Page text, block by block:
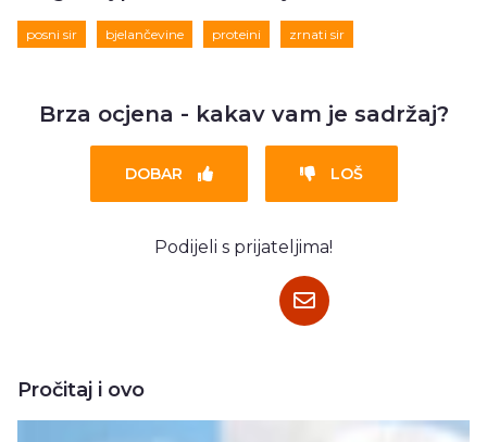
posni sir bjelančevine proteini zrnati sir
Brza ocjena - kakav vam je sadržaj?
DOBAR LOŠ
Podijeli s prijateljima!
Pročitaj i ovo